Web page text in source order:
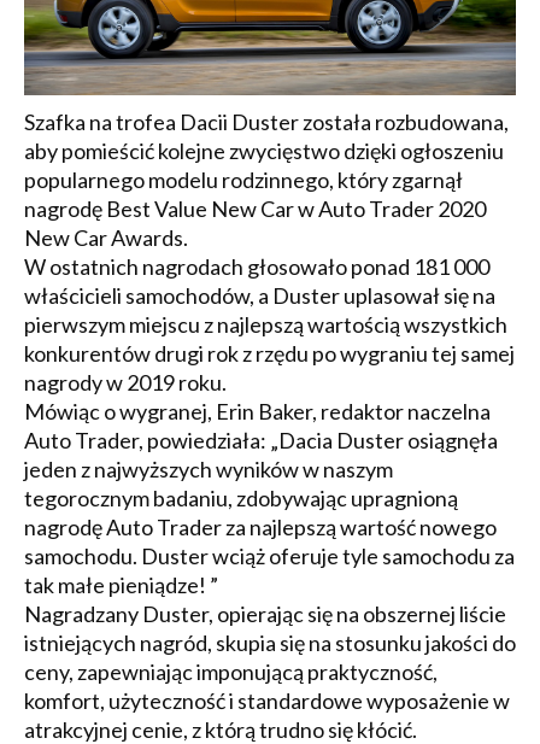
Szafka na trofea Dacii Duster została rozbudowana,
aby pomieścić kolejne zwycięstwo dzięki ogłoszeniu
popularnego modelu rodzinnego, który zgarnął
nagrodę Best Value New Car w Auto Trader 2020
New Car Awards.
W ostatnich nagrodach głosowało ponad 181 000
właścicieli samochodów, a Duster uplasował się na
pierwszym miejscu z najlepszą wartością wszystkich
konkurentów drugi rok z rzędu po wygraniu tej samej
nagrody w 2019 roku.
Mówiąc o wygranej, Erin Baker, redaktor naczelna
Auto Trader, powiedziała: „Dacia Duster osiągnęła
jeden z najwyższych wyników w naszym
tegorocznym badaniu, zdobywając upragnioną
nagrodę Auto Trader za najlepszą wartość nowego
samochodu. Duster wciąż oferuje tyle samochodu za
tak małe pieniądze! ”
Nagradzany Duster, opierając się na obszernej liście
istniejących nagród, skupia się na stosunku jakości do
ceny, zapewniając imponującą praktyczność,
komfort, użyteczność i standardowe wyposażenie w
atrakcyjnej cenie, z którą trudno się kłócić.